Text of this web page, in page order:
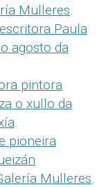
Mulleres.
Paula
agosto da
pintora
o xullo da
.
pioneira
Mulleres.